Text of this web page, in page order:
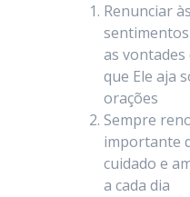
Renunciar
as vontades
que Ele aja
orações
Sempre
importante
cuidado e
a cada dia